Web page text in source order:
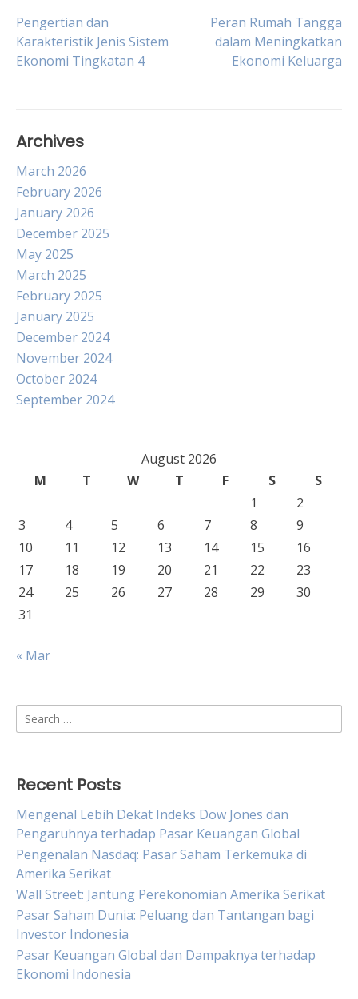
Post
navigation
Pengertian dan
Karakteristik Jenis Sistem
Ekonomi Tingkatan 4
Peran Rumah Tangga
dalam Meningkatkan
Ekonomi Keluarga
Archives
March 2026
February 2026
January 2026
December 2025
May 2025
March 2025
February 2025
January 2025
December 2024
November 2024
October 2024
September 2024
August 2026
M
T W T F S
S
1
2
3
4 5 6 7 8
9
10
11 12 13 14 15
16
17
18 19 20 21 22
23
24
25 26 27 28 29
30
31
« Mar
Search
for:
Recent Posts
Mengenal Lebih Dekat Indeks Dow Jones dan
Pengaruhnya terhadap Pasar Keuangan Global
Pengenalan Nasdaq: Pasar Saham Terkemuka di
Amerika Serikat
Wall Street: Jantung Perekonomian Amerika Serikat
Pasar Saham Dunia: Peluang dan Tantangan bagi
Investor Indonesia
Pasar Keuangan Global dan Dampaknya terhadap
Ekonomi Indonesia